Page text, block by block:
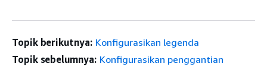
Topik berikutnya: Konfigurasikan legenda
Topik sebelumnya: Konfigurasikan penggantian